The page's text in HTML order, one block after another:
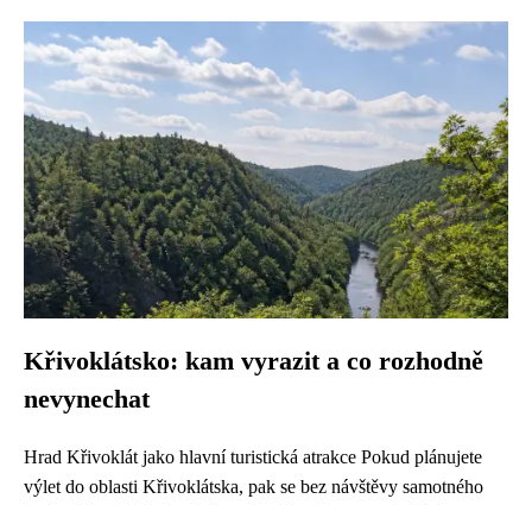
Křivoklátsko: kam vyrazit a co rozhodně
nevynechat
Hrad Křivoklát jako hlavní turistická atrakce Pokud plánujete
výlet do oblasti Křivoklátska, pak se bez návštěvy samotného